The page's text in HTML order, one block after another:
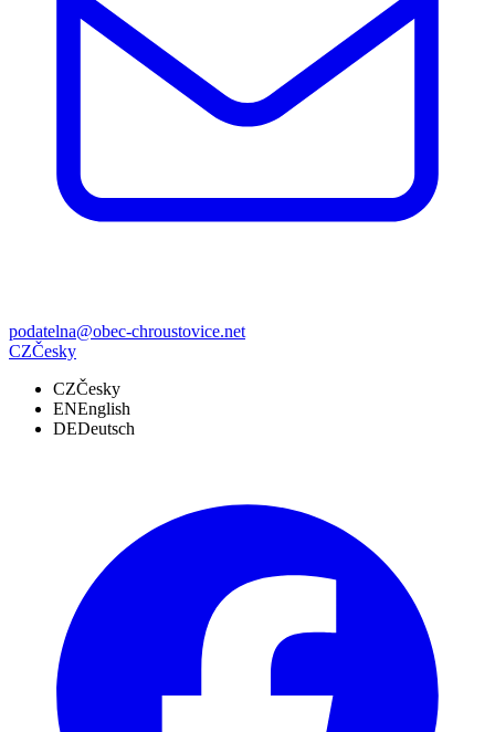
podatelna@obec-chroustovice.net
CZČesky
CZČesky
ENEnglish
DEDeutsch